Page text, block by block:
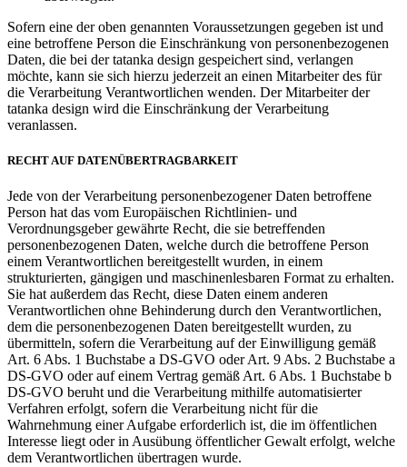
Sofern eine der oben genannten Voraussetzungen gegeben ist und
eine betroffene Person die Einschränkung von personenbezogenen
Daten, die bei der tatanka design gespeichert sind, verlangen
möchte, kann sie sich hierzu jederzeit an einen Mitarbeiter des für
die Verarbeitung Verantwortlichen wenden. Der Mitarbeiter der
tatanka design wird die Einschränkung der Verarbeitung
veranlassen.
RECHT AUF DATENÜBERTRAGBARKEIT
Jede von der Verarbeitung personenbezogener Daten betroffene
Person hat das vom Europäischen Richtlinien- und
Verordnungsgeber gewährte Recht, die sie betreffenden
personenbezogenen Daten, welche durch die betroffene Person
einem Verantwortlichen bereitgestellt wurden, in einem
strukturierten, gängigen und maschinenlesbaren Format zu erhalten.
Sie hat außerdem das Recht, diese Daten einem anderen
Verantwortlichen ohne Behinderung durch den Verantwortlichen,
dem die personenbezogenen Daten bereitgestellt wurden, zu
übermitteln, sofern die Verarbeitung auf der Einwilligung gemäß
Art. 6 Abs. 1 Buchstabe a DS-GVO oder Art. 9 Abs. 2 Buchstabe a
DS-GVO oder auf einem Vertrag gemäß Art. 6 Abs. 1 Buchstabe b
DS-GVO beruht und die Verarbeitung mithilfe automatisierter
Verfahren erfolgt, sofern die Verarbeitung nicht für die
Wahrnehmung einer Aufgabe erforderlich ist, die im öffentlichen
Interesse liegt oder in Ausübung öffentlicher Gewalt erfolgt, welche
dem Verantwortlichen übertragen wurde.